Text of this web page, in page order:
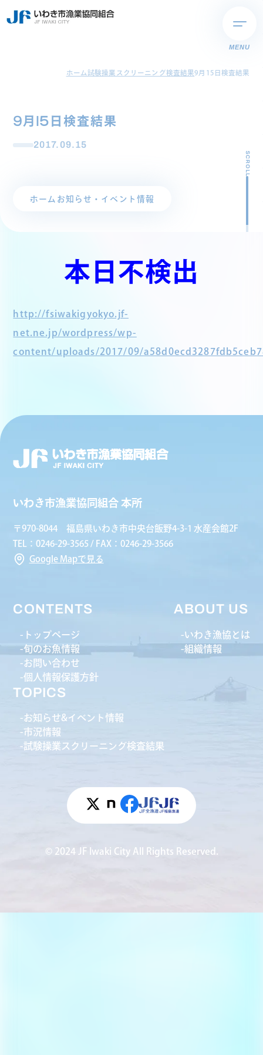
MENU
ホーム試験操業スクリーニング検査結果9月15日検査結果
9月15日検査結果
2017.09.15
ホーム お知らせ・イベント情報
SCROLL
本日不検出
http://fsiwakigyokyo.jf-
net.ne.jp/wordpress/wp-
content/uploads/2017/09/
いわき市漁業協同組合 本所
〒970-8044 福島県いわき市中央台飯野4-3-1 水産会館2F
TEL：0246-29-3565 / FAX：0246-29-3566
Google Mapで見る
CONTENTS
トップページ
旬のお魚情報
お問い合わせ
個人情報保護方針
ABOUT US
いわき漁協とは
組織情報
TOPICS
お知らせ&イベント情報
市況情報
試験操業スクリーニング検査結果
© 2024 JF Iwaki City All Rights Reserved.